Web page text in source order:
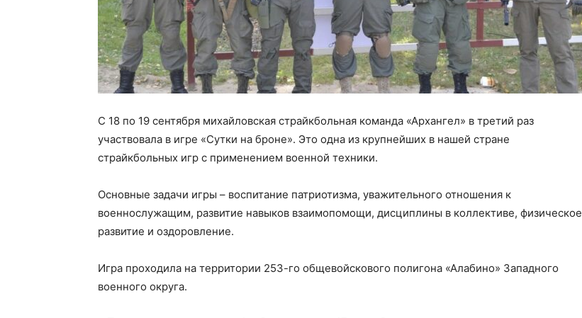
С 18 по 19 сентября михайловская страйкбольная команда «Архангел» в третий раз
участвовала в игре «Сутки на броне». Это одна из крупнейших в нашей стране
страйкбольных игр с применением военной техники.
Основные задачи игры – воспитание патриотизма, уважительного отношения к
военнослужащим, развитие навыков взаимопомощи, дисциплины в коллективе, физическое
развитие и оздоровление.
Игра проходила на территории 253-го общевойскового полигона «Алабино» Западного
военного округа.